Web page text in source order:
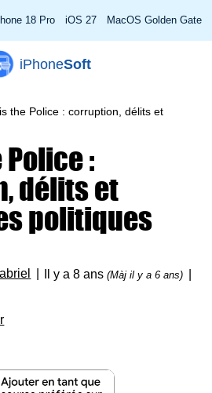
18 Pro iOS 27 MacOS Golden Gate
iPhoneSoft
the Police : corruption, délits et
:
délits et
politiques
Il y a 8 ans(Màj il y a 6 ans)